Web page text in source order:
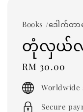
Books /ဒေါက်တာ
တုံလှယ်လူ
Regular
price
RM 30.00
Worldwide
Secure